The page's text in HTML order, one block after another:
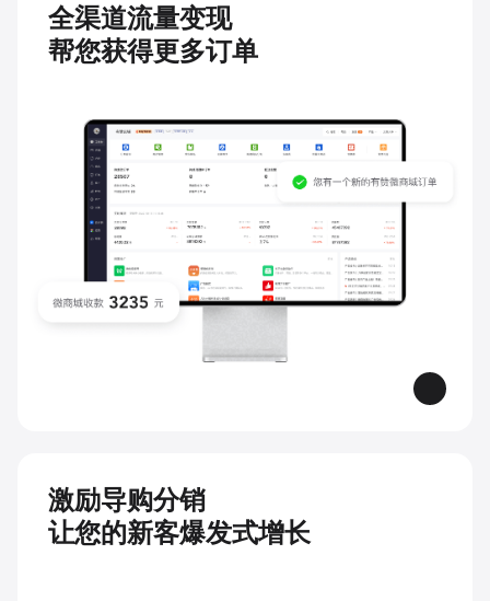
全渠道流量变现
帮您获得更多订单
激励导购分销
让您的新客爆发式增长